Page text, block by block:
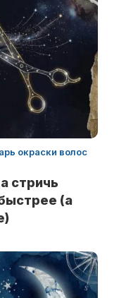
окраски волос
стричь
(а